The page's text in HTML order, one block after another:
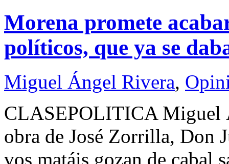
Morena promete
políticos, que ya se
Miguel Ángel Rivera,
CLASEPOLITICA
obra de José Zorrilla, Don
vos matáis gozan de cabal